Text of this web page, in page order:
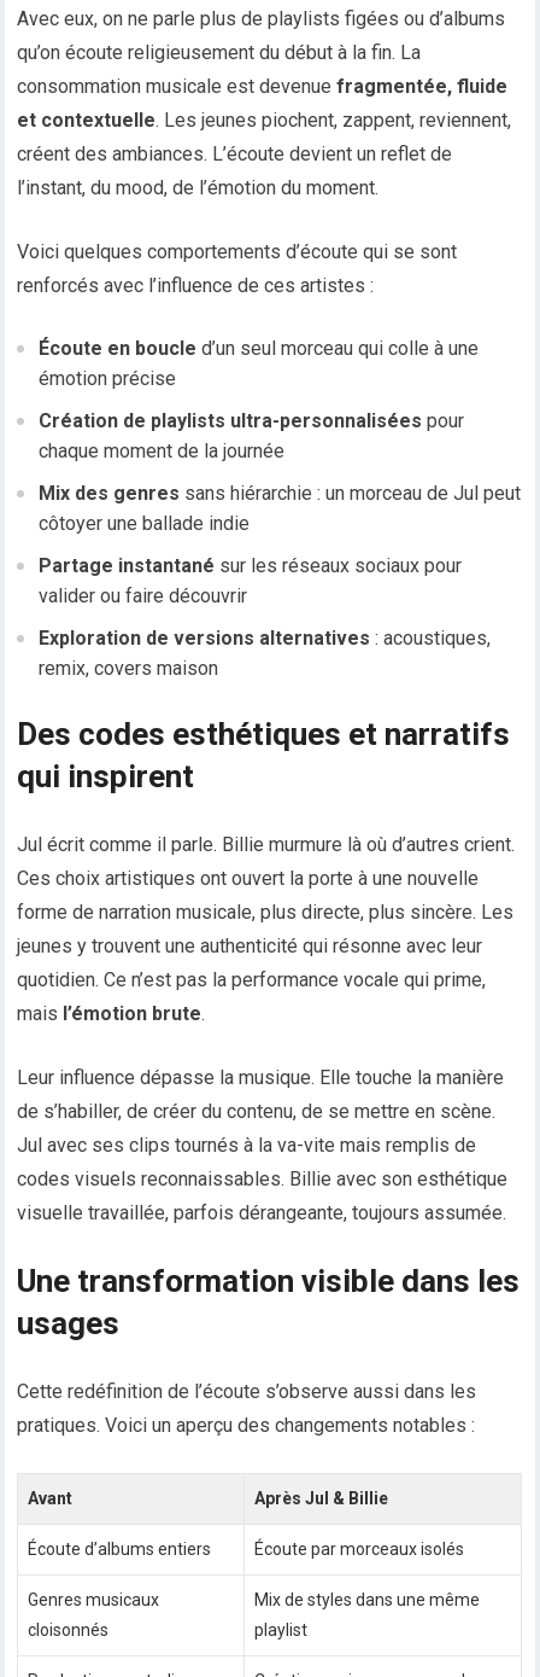
Avec eux, on ne parle plus de playlists figées ou d’albums
qu’on écoute religieusement du début à la fin. La
consommation musicale est devenuefragmentée, fluide
et contextuelle. Les jeunes piochent, zappent, reviennent,
créent des ambiances. L’écoute devient un reflet de
l’instant, du mood, de l’émotion du moment.
Voici quelques comportements d’écoute qui se sont
renforcés avec l’influence de ces artistes :
Écoute en boucle d’un seul morceau qui colle à une
émotion précise
Création de playlists ultra-personnalisées pour
chaque moment de la journée
Mix des genres sans hiérarchie : un morceau de Jul peut
côtoyer une ballade indie
Partage instantané sur les réseaux sociaux pour
valider ou faire découvrir
Exploration de versions alternatives : acoustiques,
remix, covers maison
Des codes esthétiques et narratifs
qui inspirent
Jul écrit comme il parle. Billie murmure là où d’autres crient.
Ces choix artistiques ont ouvert la porte à une nouvelle
forme de narration musicale, plus directe, plus sincère. Les
jeunes y trouvent une authenticité qui résonne avec leur
quotidien. Ce n’est pas la performance vocale qui prime,
mais l’émotion brute.
Leur influence dépasse la musique. Elle touche la manière
de s’habiller, de créer du contenu, de se mettre en scène.
Jul avec ses clips tournés à la va-vite mais remplis de
codes visuels reconnaissables. Billie avec son esthétique
visuelle travaillée, parfois dérangeante, toujours assumée.
Une transformation visible dans les
usages
Cette redéfinition de l’écoute s’observe aussi dans les
pratiques. Voici un aperçu des changements notables :
Avant Après Jul & Billie
Écoute d’albums entiers Écoute par morceaux isolés
Genres musicaux
cloisonnés
Mix de styles dans une même
playlist